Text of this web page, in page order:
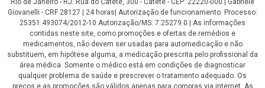
Giovanelli - CRF 28127 | 24 horas| Autorização de funcionamento: Processo:
25351.493074/2012-10 Autorização/MS: 7.25279.0 | As informações
contidas neste site, como promoções e ofertas de remédios e
medicamentos, não devem ser usadas para automedicação e não
substituem, em hipótese alguma, a medicação prescrita pelo profissional da
área médica. Somente o médico está em condições de diagnosticar
qualquer problema de saúde e prescrever o tratamento adequado. Os
preços e as promoções são válidos apenas para compras via internet. As